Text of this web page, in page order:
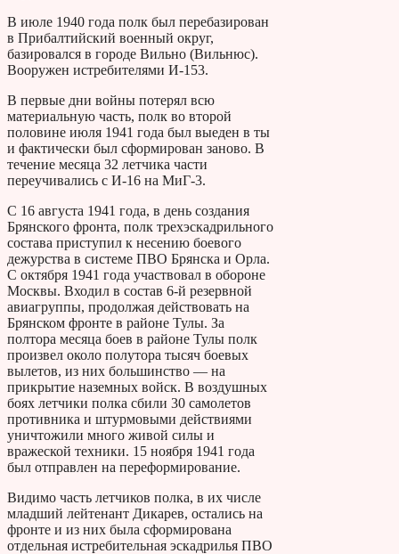
В июле 1940 года полк был перебазирован
в Прибалтийский военный округ,
базировался в городе Вильно (Вильнюс).
Вооружен истребителями И-153.
В первые дни войны потерял всю
материальную часть, полк во второй
половине июля 1941 года был выеден в ты
и фактически был сформирован заново. В
течение месяца 32 летчика части
переучивались с И-16 на МиГ-3.
С 16 августа 1941 года, в день создания
Брянского фронта, полк трехэскадрильного
состава приступил к несению боевого
дежурства в системе ПВО Брянска и Орла.
С октября 1941 года участвовал в обороне
Москвы. Входил в состав 6-й резервной
авиагруппы, продолжая действовать на
Брянском фронте в районе Тулы. За
полтора месяца боев в районе Тулы полк
произвел около полутора тысяч боевых
вылетов, из них большинство — на
прикрытие наземных войск. В воздушных
боях летчики полка сбили 30 самолетов
противника и штурмовыми действиями
уничтожили много живой силы и
вражеской техники. 15 ноября 1941 года
был отправлен на переформирование.
Видимо часть летчиков полка, в их числе
младший лейтенант Дикарев, остались на
фронте и из них была сформирована
отдельная истребительная эскадрилья ПВО